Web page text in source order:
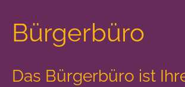
Bürgerbüro
Das Bürgerbüro ist